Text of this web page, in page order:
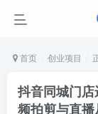
首页 创业项目
抖音同城门
频拍剪与直